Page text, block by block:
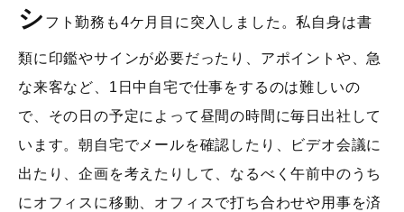
シ フト勤務も4ケ月目に突入しました。私自身は書
類に印鑑やサインが必要だったり、アポイントや、急
な来客など、1日中自宅で仕事をするのは難しいの
で、その日の予定によって昼間の時間に毎日出社して
います。朝自宅でメールを確認したり、ビデオ会議に
出たり、企画を考えたりして、なるべく午前中のうち
にオフィスに移動、オフィスで打ち合わせや用事を済